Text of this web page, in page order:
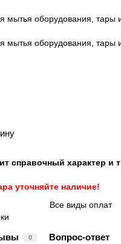
справочный характер и
уточняйте наличие!
Все виды оплат
0 Вопрос-ответ